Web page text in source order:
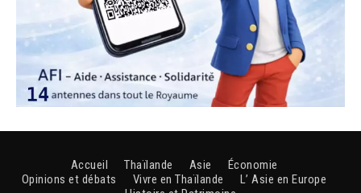
Accueil Thaïlande Asie
Économie
Opinions et débats
Vivre en Thaïlande
L’ Asie en Europe